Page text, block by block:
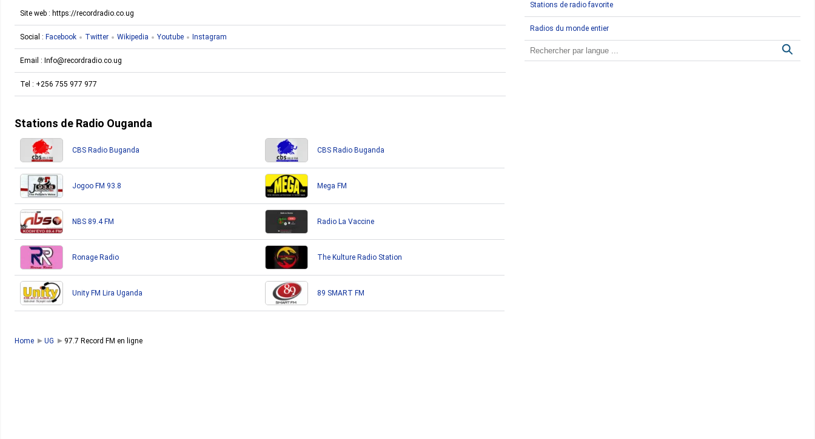
Site web : https://recordradio.co.ug
Social : Facebook Twitter Wikipedia Youtube Instagram
Email : Info@recordradio.co.ug
Tel : +256 755 977 977
Stations de Radio Ouganda
CBS Radio Buganda CBS Radio Buganda
Jogoo FM 93.8 Mega FM
NBS 89.4 FM Radio La Vaccine
Ronage Radio The Kulture Radio Station
Unity FM Lira Uganda 89 SMART FM
Egypte
Stations de radio favorite
Radios du monde entier
Home UG 97.7 Record FM en ligne